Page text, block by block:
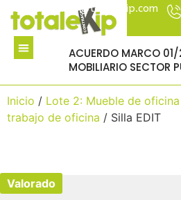
acuerdomarco@totalekip.com
ACUERDO MARCO
MOBILIARIO SECTOR
Inicio / Lote 2: Mueble de
trabajo de oficina / Silla EDIT
Valorado